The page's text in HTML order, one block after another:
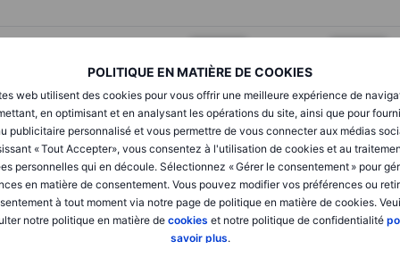
POLITIQUE EN MATIÈRE DE COOKIES
web utilisent des cookies pour vous offrir une meilleure expérience de
en optimisant et en analysant les opérations du site, ainsi que pour
publicitaire personnalisé et vous permettre de vous connecter aux médias
« Tout Accepter», vous consentez à l'utilisation de cookies et au
personnelles qui en découle. Sélectionnez « Gérer le consentement » pour
en matière de consentement. Vous pouvez modifier vos préférences ou
à tout moment via notre page de politique en matière de cookies.
notre politique en matière de cookies et notre politique de confidentialité
savoir plus.
XXXXXXX XXXXXXX
XXXXXXX
XXXXXXX XXXXXXX
XXXXXXX XXXXXXX
XXXXXXX XXXXXXX